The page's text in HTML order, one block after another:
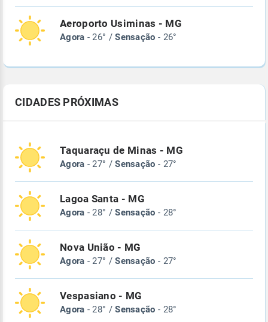
Aeroporto Usiminas - MG
Agora - 26° /Sensação - 26°
CIDADES PRÓXIMAS
Taquaraçu de Minas - MG
Agora - 27° /Sensação - 27°
Lagoa Santa - MG
Agora - 28° /Sensação - 28°
Nova União - MG
Agora - 27° /Sensação - 27°
Vespasiano - MG
Agora - 28° /Sensação - 28°